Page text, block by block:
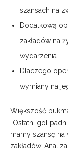
szansach na
Dodatkową
zakładów na
wydarzenia.
Dlaczego
wymiany na
Większość
“Ostatni gol
mamy szansę
zakładów.